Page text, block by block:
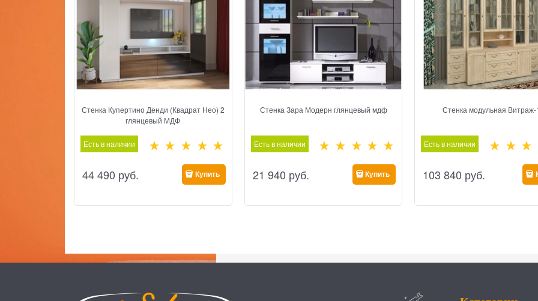
Стенка Купертино Денди (Квадрат Нео) 2
глянцевый МДФ
Есть в наличии
44 490 руб. Купить
Стенка Зара Модерн глянцевый мдф
Есть в наличии
21 940 руб. Купить
Стенка модульная Витраж-
Есть в наличии
103 840 руб.